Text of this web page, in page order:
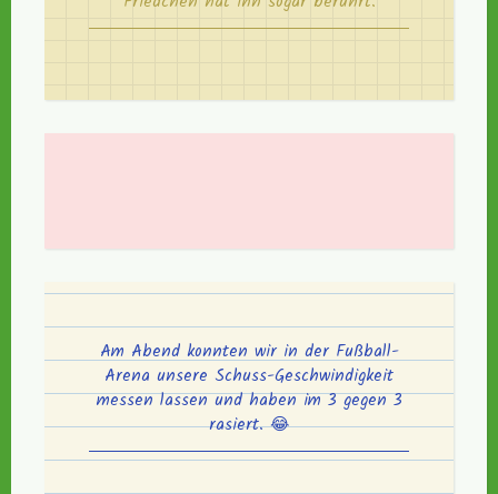
Am Abend konnten wir in der Fußball-
Arena unsere Schuss-Geschwindigkeit
messen lassen und haben im 3 gegen 3
rasiert. 😂